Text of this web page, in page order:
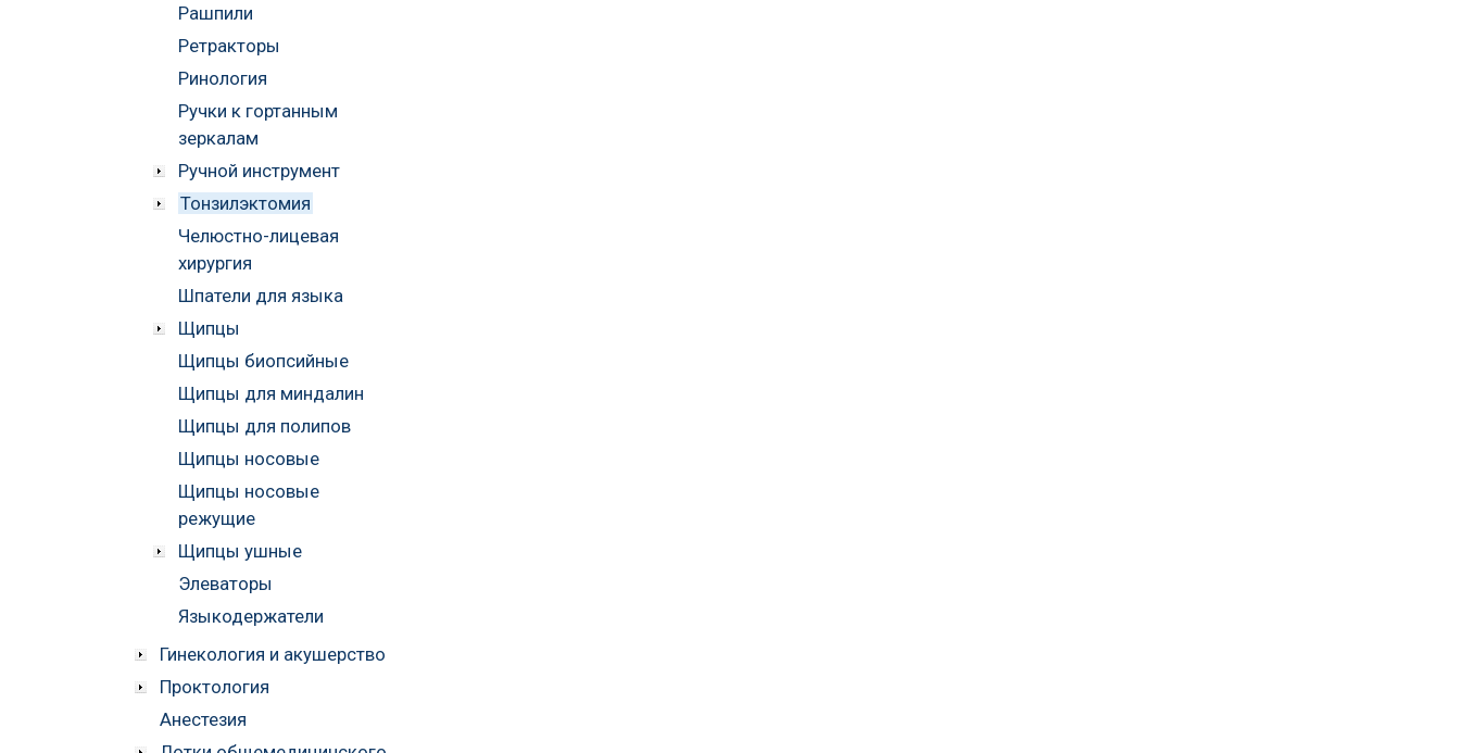
Рашпили
Ретракторы
Ринология
Ручки к гортанным
зеркалам
Ручной инструмент
Тонзилэктомия
Челюстно-лицевая
хирургия
Шпатели для языка
Щипцы
Щипцы биопсийные
Щипцы для миндалин
Щипцы для полипов
Щипцы носовые
Щипцы носовые
режущие
Щипцы ушные
Элеваторы
Языкодержатели
Гинекология и акушерство
Проктология
Анестезия